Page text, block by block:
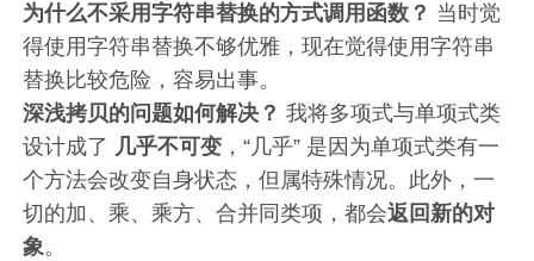
为什么不采用字符串替换的方式调用函数？ 当时觉
得使用字符串替换不够优雅，现在觉得使用字符串
替换比较危险，容易出事。
深浅拷贝的问题如何解决？ 我将多项式与单项式类
设计成了 几乎不可变 ，“几乎” 是因为单项式类有一
个方法会改变自身状态，但属特殊情况。此外，一
切的加、乘、乘方、合并同类项，都会返回新的对
象。